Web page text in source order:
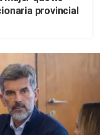
provincial